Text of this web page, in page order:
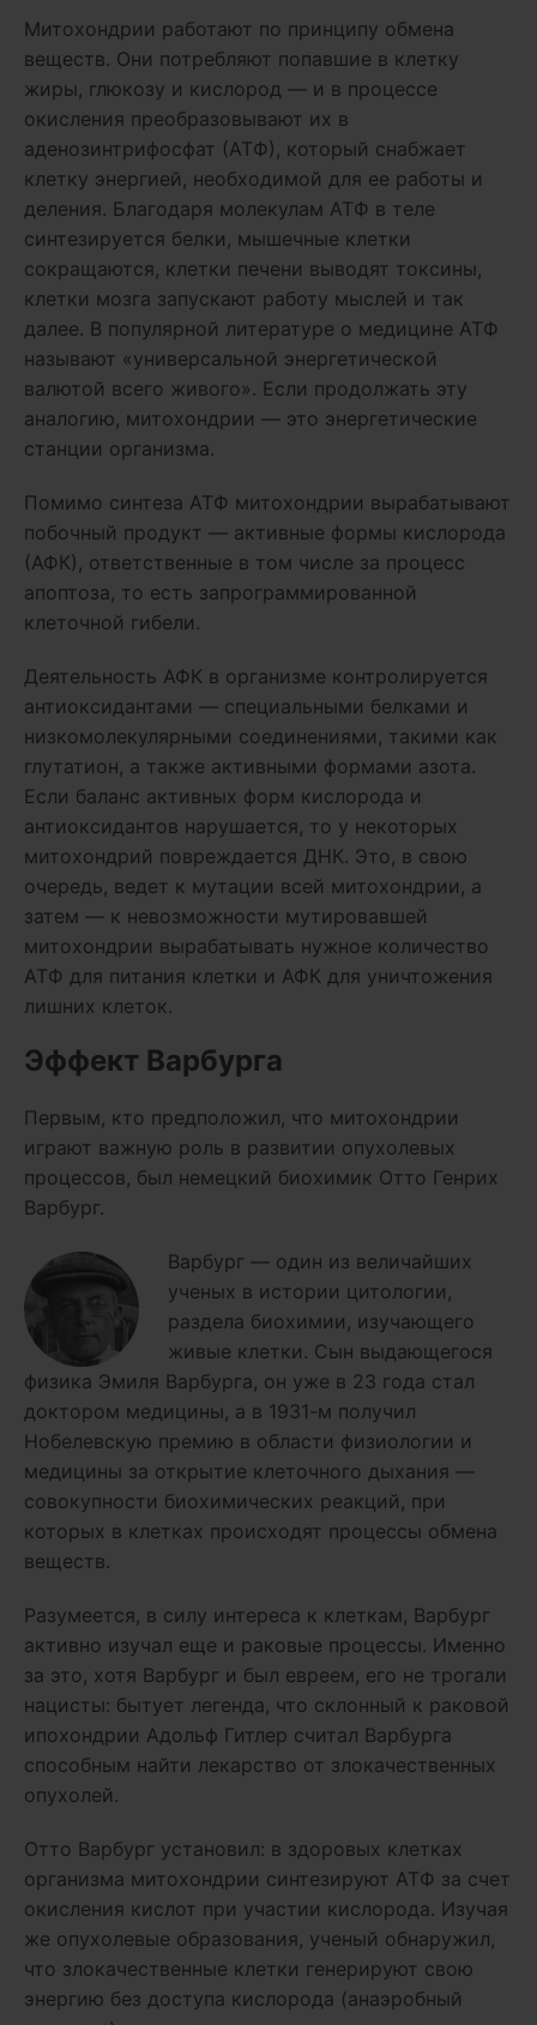
Митохондрии работают по принципу обмена
веществ. Они потребляют попавшие в клетку
жиры, глюкозу и кислород — и в процессе
окисления преобразовывают их в
аденозинтрифосфат (АТФ), который снабжает
клетку энергией, необходимой для ее работы и
деления. Благодаря молекулам АТФ в теле
синтезируется белки, мышечные клетки
сокращаются, клетки печени выводят токсины,
клетки мозга запускают работу мыслей и так
далее. В популярной литературе о медицине АТФ
называют «универсальной энергетической
валютой всего живого». Если продолжать эту
аналогию, митохондрии — это энергетические
станции организма.
Помимо синтеза АТФ митохондрии вырабатывают
побочный продукт — активные формы кислорода
(АФК), ответственные в том числе за процесс
апоптоза, то есть запрограммированной
клеточной гибели.
Деятельность АФК в организме контролируется
антиоксидантами — специальными белками и
низкомолекулярными соединениями, такими как
глутатион, а также активными формами азота.
Если баланс активных форм кислорода и
антиоксидантов нарушается, то у некоторых
митохондрий повреждается ДНК. Это, в свою
очередь, ведет к мутации всей митохондрии, а
затем — к невозможности мутировавшей
митохондрии вырабатывать нужное количество
АТФ для питания клетки и АФК для уничтожения
лишних клеток.
Эффект Варбурга
Первым, кто предположил, что митохондрии
играют важную роль в развитии опухолевых
процессов, был немецкий биохимик Отто Генрих
Варбург.
Варбург — один из величайших
ученых в истории цитологии,
раздела биохимии, изучающего
живые клетки. Сын выдающегося
физика Эмиля Варбурга, он уже в 23 года стал
доктором медицины, а в 1931-м получил
Нобелевскую премию в области физиологии и
медицины за открытие клеточного дыхания —
совокупности биохимических реакций, при
которых в клетках происходят процессы обмена
веществ.
Разумеется, в силу интереса к клеткам, Варбург
активно изучал еще и раковые процессы. Именно
за это, хотя Варбург и был евреем, его не трогали
нацисты: бытует легенда, что склонный к раковой
ипохондрии Адольф Гитлер считал Варбурга
способным найти лекарство от злокачественных
опухолей.
Отто Варбург установил: в здоровых клетках
организма митохондрии синтезируют АТФ за счет
окисления кислот при участии кислорода. Изучая
же опухолевые образования, ученый обнаружил,
что злокачественные клетки генерируют свою
энергию без доступа кислорода (анаэробный